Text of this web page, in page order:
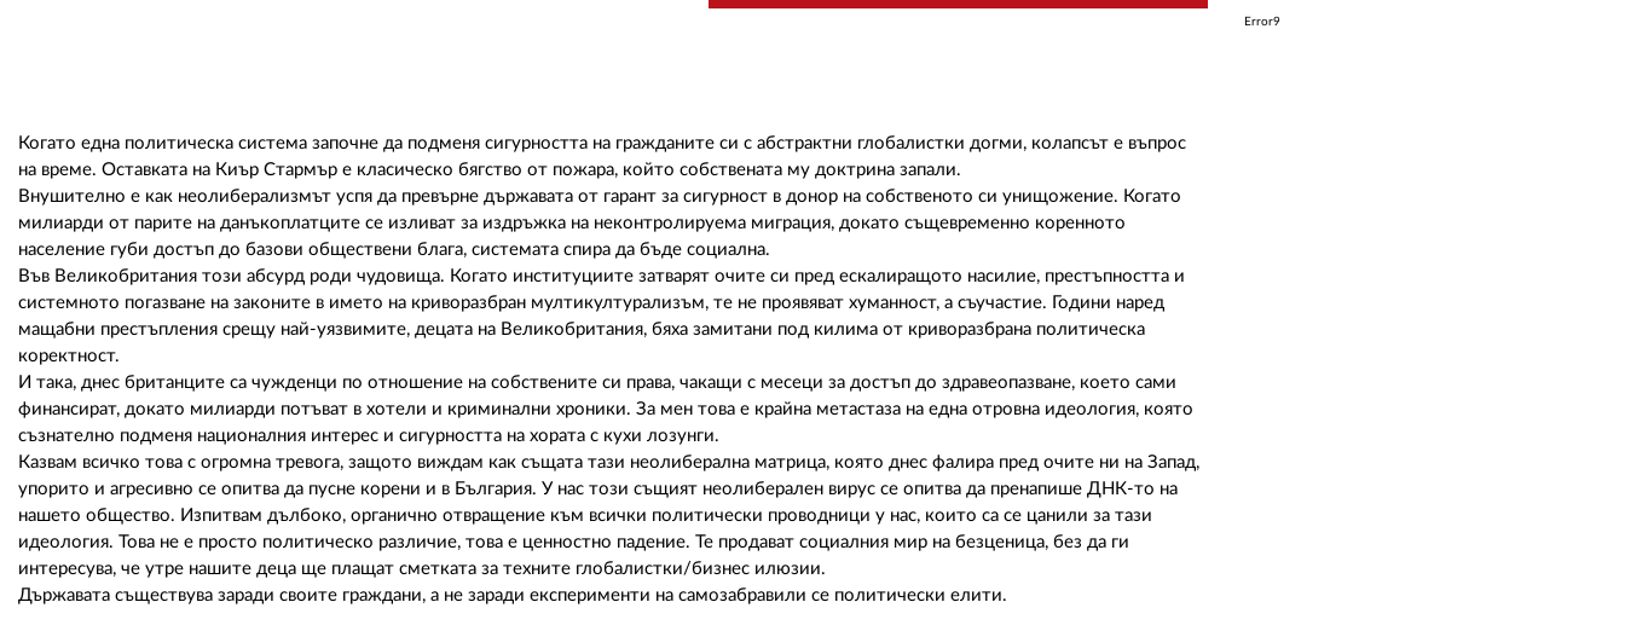
Когато една политическа система започне да подменя сигурността на гражданите си с абстрактни глобалистки догми, колапсът е въпрос
на време. Оставката на Киър Стармър е класическо бягство от пожара, който собствената му доктрина запали.
Внушително е как неолиберализмът успя да превърне държавата от гарант за сигурност в донор на собственото си унищожение. Когато
милиарди от парите на данъкоплатците се изливат за издръжка на неконтролируема миграция, докато същевременно коренното
население губи достъп до базови обществени блага, системата спира да бъде социална.
Във Великобритания този абсурд роди чудовища. Когато институциите затварят очите си пред ескалиращото насилие, престъпността и
системното погазване на законите в името на криворазбран мултикултурализъм, те не проявяват хуманност, а съучастие. Години наред
мащабни престъпления срещу най-уязвимите, децата на Великобритания, бяха замитани под килима от криворазбрана политическа
коректност.
И така, днес британците са чужденци по отношение на собствените си права, чакащи с месеци за достъп до здравеопазване, което сами
финансират, докато милиарди потъват в хотели и криминални хроники. За мен това е крайна метастаза на една отровна идеология, която
съзнателно подменя националния интерес и сигурността на хората с кухи лозунги.
Казвам всичко това с огромна тревога, защото виждам как същата тази неолиберална матрица, която днес фалира пред очите ни на Запад,
упорито и агресивно се опитва да пусне корени и в България. У нас този същият неолиберален вирус се опитва да пренапише ДНК-то на
нашето общество. Изпитвам дълбоко, органично отвращение към всички политически проводници у нас, които са се цанили за тази
идеология. Това не е просто политическо различие, това е ценностно падение. Те продават социалния мир на безценица, без да ги
интересува, че утре нашите деца ще плащат сметката за техните глобалистки/бизнес илюзии.
Държавата съществува заради своите граждани, а не заради експерименти на самозабравили се политически елити.
Error9